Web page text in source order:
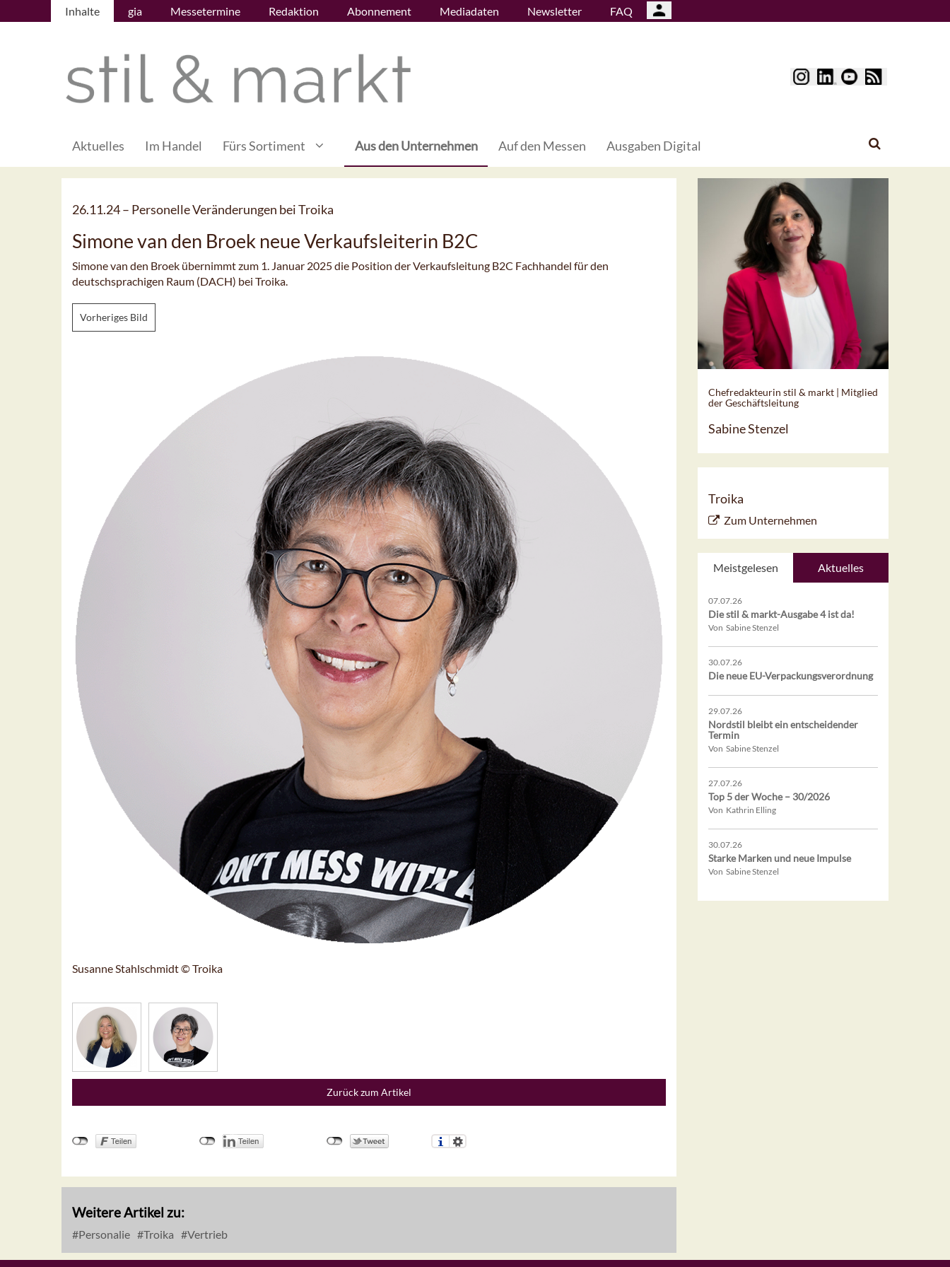
Inhalte gia Messetermine Redaktion Abonnement Mediadaten Newsletter FAQ
Aktuelles Im Handel Fürs Sortiment Aus den Unternehmen Auf den Messen Ausgaben Digital
26.11.24 – Personelle Veränderungen bei Troika
Simone van den Broek neue Verkaufsleiterin B2C
Simone van den Broek übernimmt zum 1. Januar 2025 die Position der Verkaufsleitung B2C Fachhandel für den
deutschsprachigen Raum (DACH) bei Troika.
Vorheriges Bild
Susanne Stahlschmidt © Troika
Zurück zum Artikel
Weitere Artikel zu:
Personalie Troika Vertrieb
Chefredakteurin stil & markt | Mitglied
der Geschäftsleitung
Sabine Stenzel
Troika
Zum Unternehmen
Meistgelesen Aktuelles
07.07.26
Die stil & markt-Ausgabe 4 ist da!
Von Sabine Stenzel
30.07.26
Die neue EU-Verpackungsverordnung
29.07.26
Nordstil bleibt ein entscheidender
Termin
Von Sabine Stenzel
27.07.26
Top 5 der Woche – 30/2026
Von Kathrin Elling
30.07.26
Starke Marken und neue Impulse
Von Sabine Stenzel